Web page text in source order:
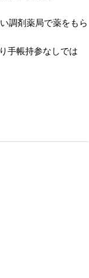
調剤薬局で薬をもら
手帳持参なしでは